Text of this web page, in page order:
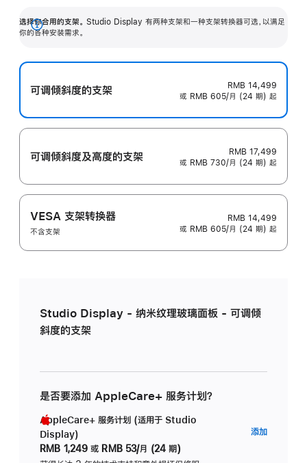
选择你合用的支架。 Studio Display 有两种支架和一种支架转换器可选，以满足
你的各种安装需求。
展
可调倾斜度的支架
RMB 14,499
或 RMB 605/月 (24 期) 起
可调倾斜度及高‍度的支‍架
RMB 17,499
或 RMB 730/月 (24 期) 起
VESA 支架转换器
不含支架
RMB 14,499
或 RMB 605/月 (24 期) 起
Studio Display - 纳米纹理玻璃面板 - 可调倾
斜度的支架
是否要添加 AppleCare+ 服务计划？
AppleCare+ 服务计划 (适用于 Studio
Display)
RMB 1,249 或 RMB 53/月 (24 期)
添加